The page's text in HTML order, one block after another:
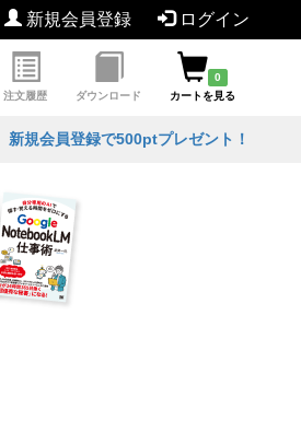
新規会員登録 ログイン
注文履歴 ダウンロード
0
カートを見る
新規会員登録で500ptプレゼント！